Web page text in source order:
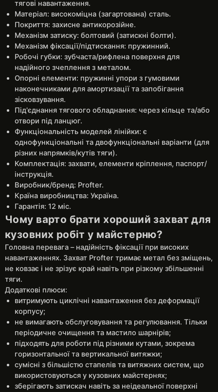
тягові навантаження.
Матеріал: високоміцна (загартована) сталь.
Покриття: захисне антикорозійне.
Механізм затиску: болтовий (затискні болти).
Механізм фіксації/підтискання: пружинний.
Робочі губки: зубчаста/рифлена поверхня для
надійного зчеплення з металом.
Опорні елементи: пружинні упори з гумовими
наконечниками для амортизації та запобігання
зісковзування.
Під'єднання тягового обладнання: через кільце та/або
отвори під ланцюг.
Функціональність моделей лінійки: є
однофункціональні та двофункціональні варіанти (для
різних напрямків/кутів тяги).
Комплектація: захвати, елементи кріплення, паспорт/
інструкція.
Виробник/бренд: Profter.
Країна виробництва: Україна.
Гарантія: 12 міс.
Чому варто брати хороший захват для
кузовних робіт у майстерню?
Головна перевага – надійність фіксації при високих
навантаженнях. Захват Profter тримає метал без зміщень,
не ковзає і не зрізує край навіть при різкому збільшенні
тяги.
Додаткові плюси:
витримують циклічні навантаження без деформації
корпусу;
не вимагають обслуговування та регулювання. Тільки
періодичне очищення та мастило шарнірів;
підходять для роботи під різними кутами, зокрема
горизонтальної та вертикальної витяжки;
сумісні з більшістю стапелів та витяжних систем, що
використовуються у кузовних майстернях;
зберігають затискач навіть за неідеальної поверхні